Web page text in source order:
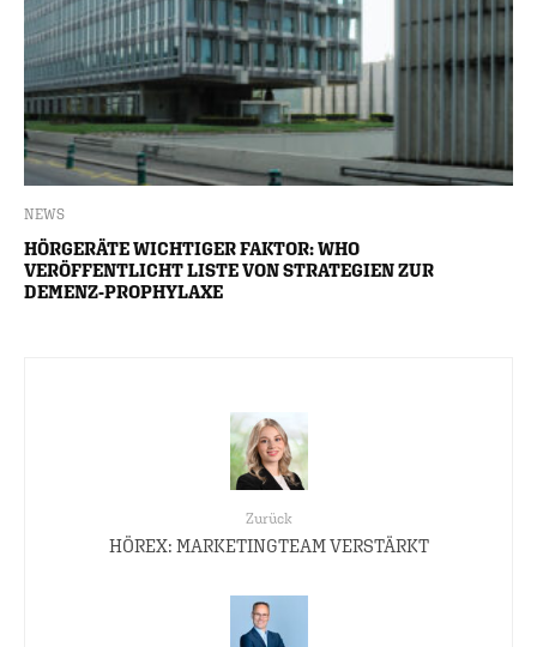
NEWS
HÖRGERÄTE WICHTIGER FAKTOR: WHO
VERÖFFENTLICHT LISTE VON STRATEGIEN ZUR
DEMENZ-PROPHYLAXE
Zurück
HÖREX: MARKETINGTEAM VERSTÄRKT